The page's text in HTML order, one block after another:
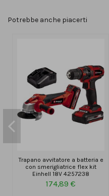
Potrebbe anche piacerti
Trapano avvitatore a batteria e
con smerigliatrice flex kit
Einhell 18V 4257238
174,89 €